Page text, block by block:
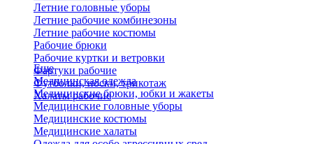
Летние головные уборы
Летние рабочие комбинезоны
Летние рабочие костюмы
Рабочие брюки
Рабочие куртки и ветровки
Фартуки рабочие
Футболки, носки, трикотаж
Халаты рабочие
Еще
Медицинская одежда
Медицинские брюки, юбки и жакеты
Медицинские головные уборы
Медицинские костюмы
Медицинские халаты